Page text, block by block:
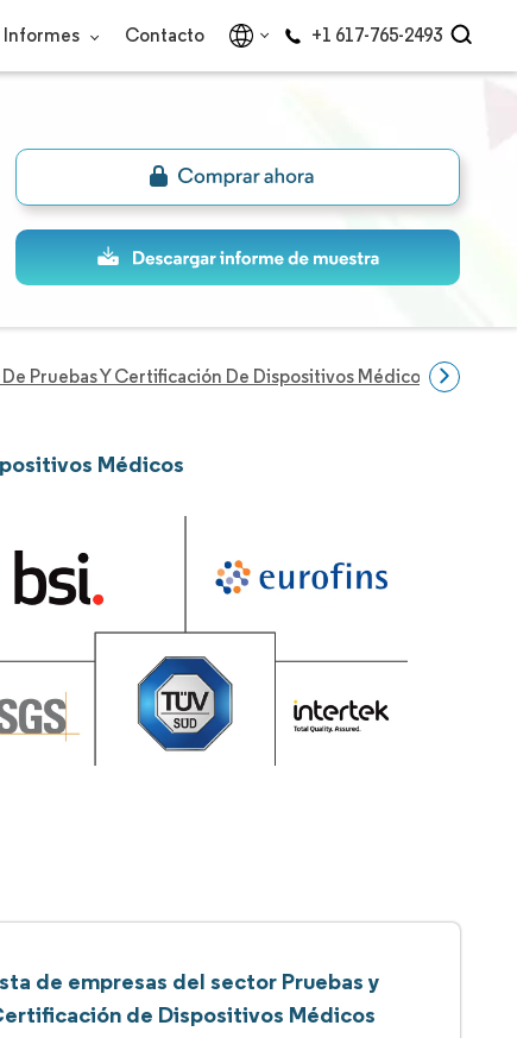
Informes Contacto +1 617-765-2493
Pruebas Y Certificación De Dispositivos Médicos
Médicos
de empresas del sector Pruebas y
de Dispositivos Médicos